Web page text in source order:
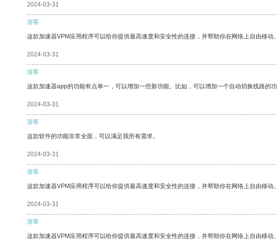
2024-03-31
游客
这款加速器VPM应用程序可以给你提供最高速度和安全性的连接，并帮助你在网络上自由移动。
2024-03-31
游客
这款加速器app的功能有点单一，可以增加一些新功能。比如，可以增加一个自动切换线路的
2024-03-31
游客
这款软件的功能非常全面，可以满足我所有需求。
2024-03-31
游客
这款加速器VPM应用程序可以给你提供最高速度和安全性的连接，并帮助你在网络上自由移动。
2024-03-31
游客
这款加速器VPM应用程序可以给你提供最高速度和安全性的连接，并帮助你在网络上自由移动。